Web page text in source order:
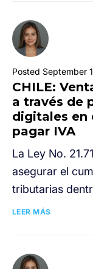
Posted September
CHILE:
a través de
digitales en
pagar IVA
La Ley No.
asegurar el
tributarias
LEER MÁS